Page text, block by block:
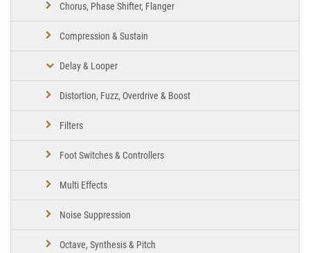
Chorus, Phase Shifter, Flanger
Compression & Sustain
Delay & Looper
Distortion, Fuzz, Overdrive & Boost
Filters
Foot Switches & Controllers
Multi Effects
Noise Suppression
Octave, Synthesis & Pitch